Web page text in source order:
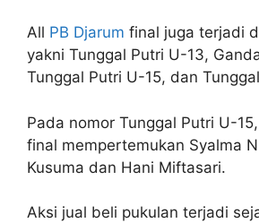
All PB Djarum final juga terjadi
yakni Tunggal Putri U-13,
Tunggal Putri U-15, dan
Pada nomor Tunggal Putri U-
final mempertemukan Syalma
Kusuma dan Hani Miftasari.
Aksi jual beli pukulan terjadi